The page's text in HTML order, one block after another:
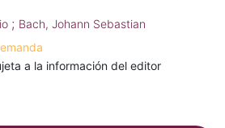
; Bach, Johann Sebastian
a la información del editor